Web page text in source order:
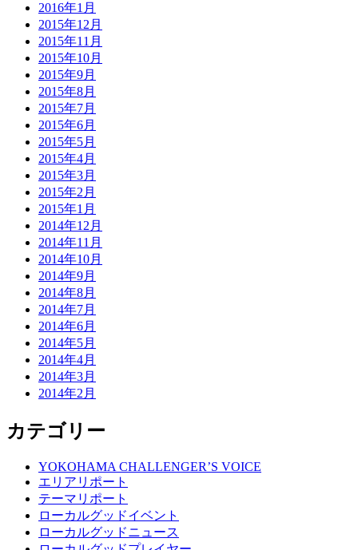
2016年1月
2015年12月
2015年11月
2015年10月
2015年9月
2015年8月
2015年7月
2015年6月
2015年5月
2015年4月
2015年3月
2015年2月
2015年1月
2014年12月
2014年11月
2014年10月
2014年9月
2014年8月
2014年7月
2014年6月
2014年5月
2014年4月
2014年3月
2014年2月
カテゴリー
YOKOHAMA CHALLENGER’S VOICE
エリアリポート
テーマリポート
ローカルグッドイベント
ローカルグッドニュース